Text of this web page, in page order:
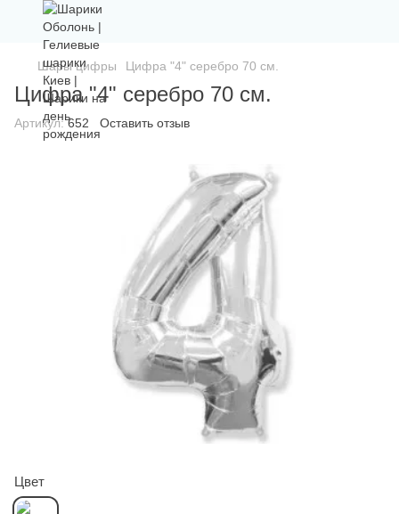
Шары цифры Цифра "4" серебро 70 см.
Цифра "4" серебро 70 см.
Артикул:652 Оставить отзыв
Цвет